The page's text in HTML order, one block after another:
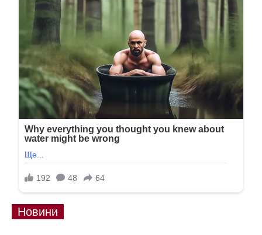
Новини